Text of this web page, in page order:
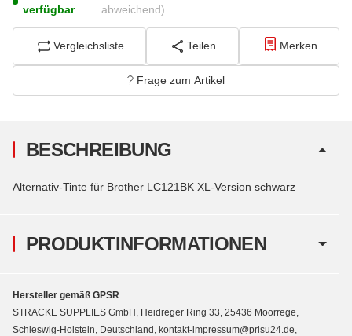
verfügbar
abweichend)
Vergleichsliste Teilen Merken
Frage zum Artikel
PRODUKTINFORMATIONEN
BESCHREIBUNG
Alternativ-Tinte für Brother LC121BK XL-Version schwarz
Hersteller gemäß GPSR
STRACKE SUPPLIES GmbH, Heidreger Ring 33, 25436 Moorrege,
Schleswig-Holstein, Deutschland, kontakt-impressum@prisu24.de,